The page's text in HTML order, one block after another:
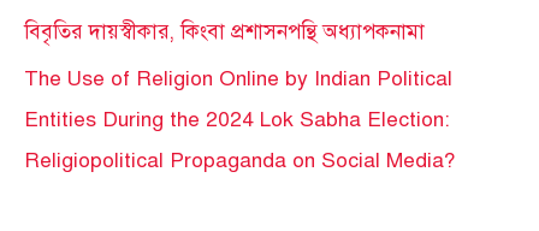
বিবৃতির দায়স্বীকার, কিংবা প্রশাসনপন্থি অধ্যাপকনামা
The Use of Religion Online by Indian Political
Entities During the 2024 Lok Sabha Election:
Religiopolitical Propaganda on Social Media?